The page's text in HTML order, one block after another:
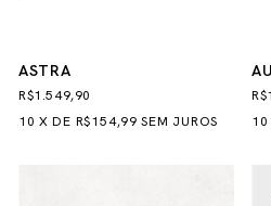
ASTRA
R$1.549,90
10 XDE R$154,99 SEM JUROS
10